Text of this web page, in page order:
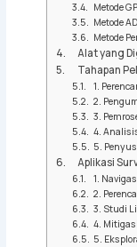
Metode
Metode
Metode
Alat yang
Tahapan
1.
2.
3.
4.
5.
Aplikasi
1.
2.
3. Studi
4.
5.